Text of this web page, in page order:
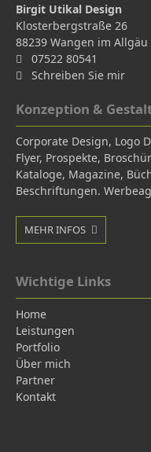
Birgit Utikal Design
Klosterbergstraße 26
88239 Wangen im Allgäu
07522 80541
Schreiben Sie mir
Konzeption &
Corporate Design, Logo
Flyer, Prospekte,
Kataloge, Magazine,
Beschriftungen.
MEHR INFOS
Wichtige Links
Home
Leistungen
Portfolio
Über mich
Partner
Kontakt